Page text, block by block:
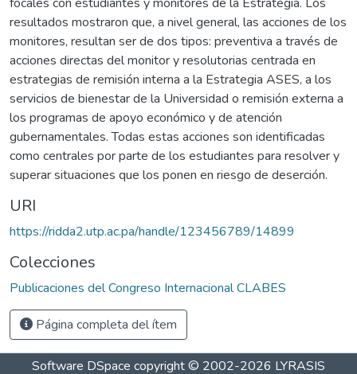
resultados mostraron que, a nivel general, las acciones de los
monitores, resultan ser de dos tipos: preventiva a través de
acciones directas del monitor y resolutorias centrada en
estrategias de remisión interna a la Estrategia ASES, a los
servicios de bienestar de la Universidad o remisión externa a
los programas de apoyo económico y de atención
gubernamentales. Todas estas acciones son identificadas
como centrales por parte de los estudiantes para resolver y
superar situaciones que los ponen en riesgo de deserción.
URI
https://ridda2.utp.ac.pa/handle/123456789/14899
Colecciones
Publicaciones del Congreso Internacional CLABES
Página completa del ítem
Software DSpace copyright © 2002-2026 LYRASIS